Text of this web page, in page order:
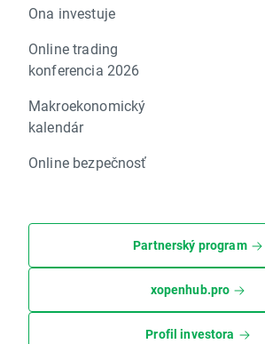
Ona investuje
Online trading
konferencia 2026
Makroekonomický
kalendár
Online bezpečnosť
Partnerský program
xopenhub.pro
Profil investora